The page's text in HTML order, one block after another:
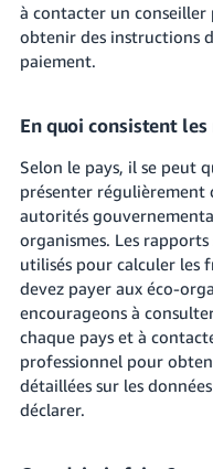
à contacter un
obtenir des instructions
paiement.
En quoi consistent les
Selon le pays, il se peut
présenter régulièrement
autorités
organismes. Les
utilisés pour calculer les
devez payer aux éco-
encourageons à
chaque pays et à
professionnel pour
détaillées sur les
déclarer.